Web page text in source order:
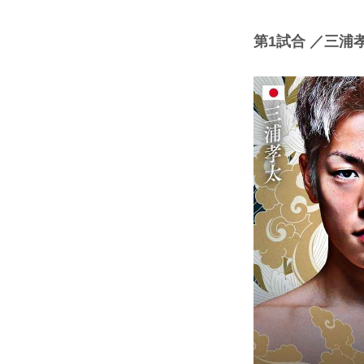
第1試合 ／三浦